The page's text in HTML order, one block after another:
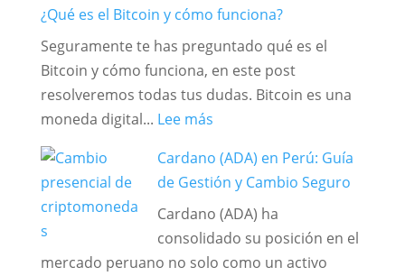
¿Qué es el Bitcoin y cómo funciona?
Seguramente te has preguntado qué es el
Bitcoin y cómo funciona, en este post
resolveremos todas tus dudas. Bitcoin es una
moneda digital... Lee más:
es
el
Bitcoin
y
cómo
Cardano (ADA) en Perú: Guía
de Gestión y Cambio Seguro
Cardano (ADA) ha
consolidado su posición en el
mercado peruano no solo como un activo